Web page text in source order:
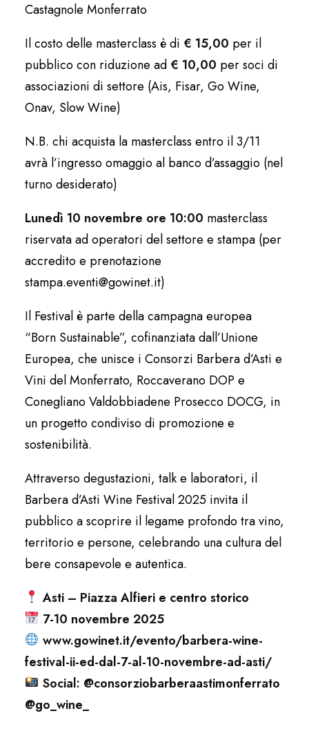
Castagnole Monferrato
Il costo delle masterclass è di € 15,00 per il
pubblico con riduzione ad € 10,00 per soci di
associazioni di settore (Ais, Fisar, Go Wine,
Onav, Slow Wine)
N.B. chi acquista la masterclass entro il 3/11
avrà l’ingresso omaggio al banco d’assaggio (nel
turno desiderato)
Lunedì 10 novembre ore 10:00 masterclass
riservata ad operatori del settore e stampa (per
accredito e prenotazione
stampa.eventi@gowinet.it)
Il Festival è parte della campagna europea
“Born Sustainable”, cofinanziata dall’Unione
Europea, che unisce i Consorzi Barbera d’Asti e
Vini del Monferrato, Roccaverano DOP e
Conegliano Valdobbiadene Prosecco DOCG, in
un progetto condiviso di promozione e
sostenibilità.
Attraverso degustazioni, talk e laboratori, il
Barbera d’Asti Wine Festival 2025 invita il
pubblico a scoprire il legame profondo tra vino,
territorio e persone, celebrando una cultura del
bere consapevole e autentica.
Asti – Piazza Alfieri e centro storico
7-10 novembre 2025
www.gowinet.it/evento/barbera-wine-
festival-ii-ed-dal-7-al-10-novembre-ad-asti/
Social: @consorziobarberaastimonferrato
@go_wine_